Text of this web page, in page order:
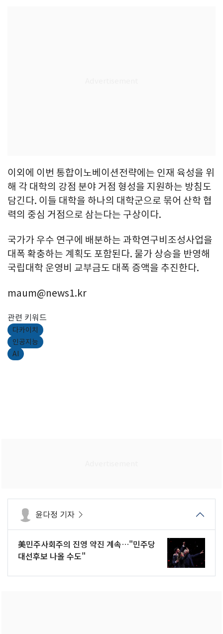
이외에 이번 통합이노베이션전략에는 인재 육성을 위
해 각 대학의 강점 분야 거점 형성을 지원하는 방침도
담긴다. 이들 대학을 하나의 대학군으로 묶어 산학 협
력의 중심 거점으로 삼는다는 구상이다.
국가가 우수 연구에 배분하는 과학연구비조성사업을
대폭 확충하는 계획도 포함된다. 물가 상승을 반영해
국립대학 운영비 교부금도 대폭 증액을 추진한다.
maum@news1.kr
관련 키워드
다카이치
인공지능
AI
윤다정 기자
美민주사회주의 진영 약진 계속…"민주당
대선후보 나올 수도"